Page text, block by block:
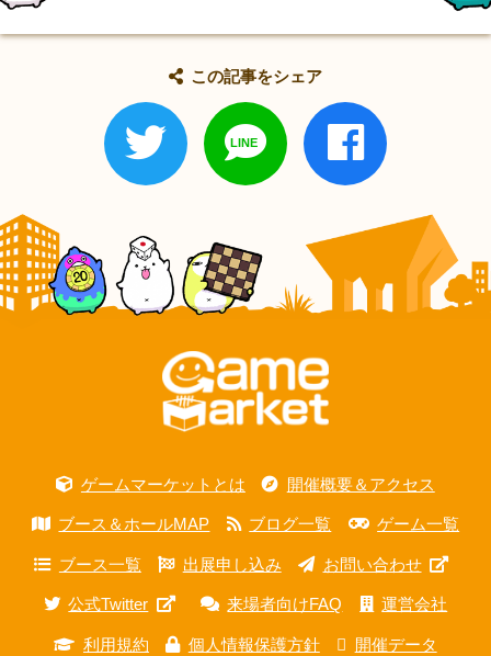
この記事をシェア
ゲームマーケットとは 開催概要＆アクセス
ブース＆ホールMAP ブログ一覧 ゲーム一覧
ブース一覧 出展申し込み お問い合わせ
公式Twitter 来場者向けFAQ 運営会社
利用規約 個人情報保護方針 開催データ